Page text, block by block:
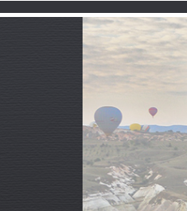
Kayseri -
Home